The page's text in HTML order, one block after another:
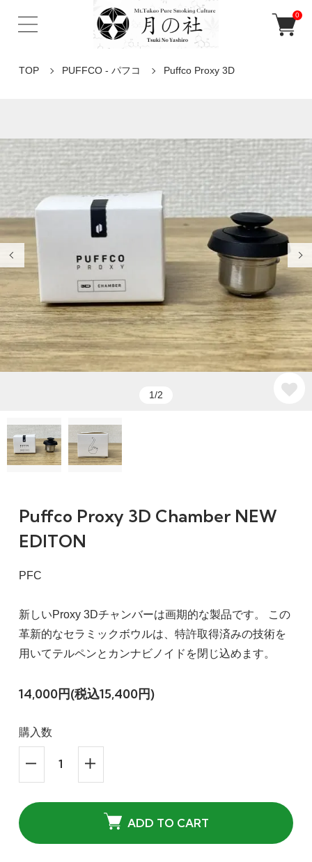
0
TOP PUFFCO - パフコ Puffco Proxy 3D
1/2
Puffco Proxy 3D Chamber NEW
EDITON
PFC
新しいProxy 3Dチャンバーは画期的な製品です。 この
革新的なセラミックボウルは、特許取得済みの技術を
用いてテルペンとカンナビノイドを閉じ込めます。
14,000円(税込15,400円)
購入数
ADD TO CART